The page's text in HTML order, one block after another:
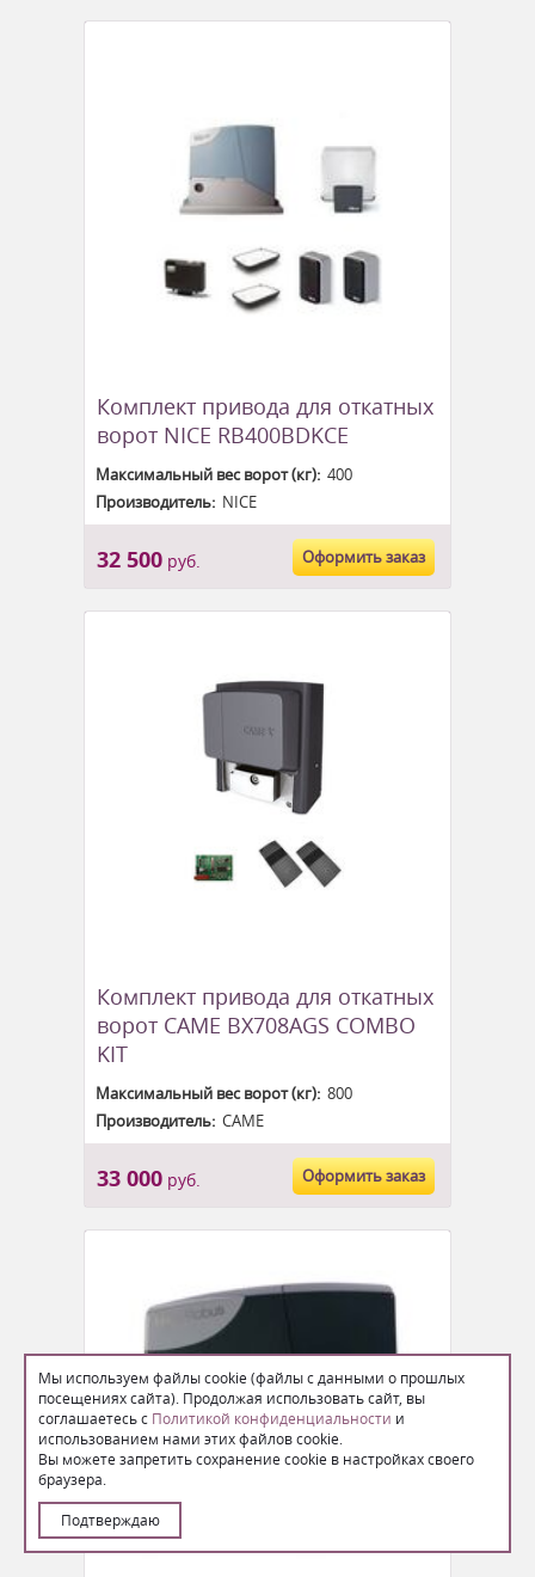
Мы используем файлы cookie (файлы с данными о прошлых
посещениях сайта). Продолжая использовать сайт, вы
соглашаетесь с Политикой конфиденциальности и
использованием нами этих файлов cookie.
Вы можете запретить сохранение cookie в настройках своего
браузера.
Подтверждаю
Комплект привода для откатных
ворот NICE RB400BDKCE
Максимальный вес ворот (кг):400
Производитель:NICE
32 500руб. Оформить заказ
Комплект привода для откатных
ворот CAME BX708AGS COMBO
KIT
Максимальный вес ворот (кг):800
Производитель:CAME
33 000руб. Оформить заказ